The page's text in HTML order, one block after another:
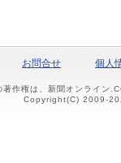
お問合せ 個人
作権は、新聞オンライン
Copyright(C) 2009-